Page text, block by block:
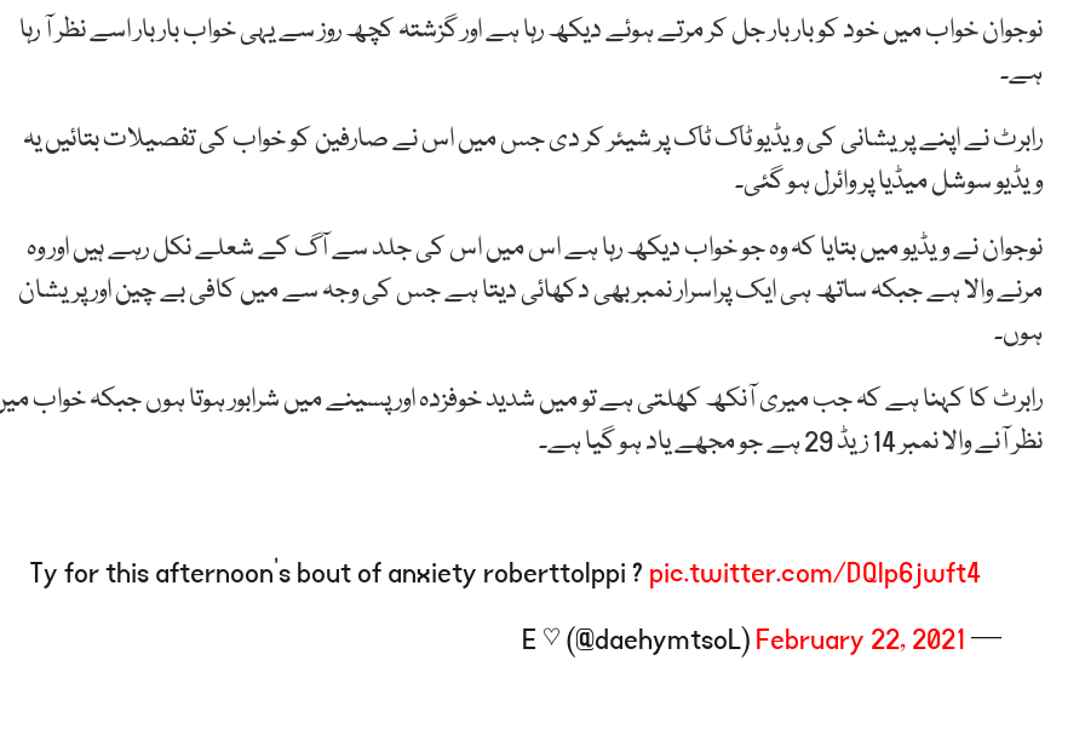
نوجوان خواب میں خود کو بار بار جل کر مرتے ہوئے دیکھ رہا ہے اور گزشتہ کچھ روز سے یہی خواب بار بار اسے نظر آ رہا
ہے۔
رابرٹ نے اپنے پریشانی کی ویڈیو ٹاک ٹاک پر شیئر کر دی جس میں اس نے صارفین کو خواب کی تفصیلات بتائیں یہ
ویڈیو سوشل میڈیا پر وائرل ہو گئی۔
نوجوان نے ویڈیو میں بتایا کہ وہ جو خواب دیکھ رہا ہے اس میں اس کی جلد سے آگ کے شعلے نکل رہے ہیں اور وہ
مرنے والا ہے جبکہ ساتھ ہی ایک پراسرار نمبر بھی دکھائی دیتا ہے جس کی وجہ سے میں کافی بے چین اور پریشان
ہوں۔
رابرٹ کا کہنا ہے کہ جب میری آنکھ کھلتی ہے تو میں شدید خوفزدہ اور پسینے میں شرابور ہوتا ہوں جبکہ خواب
نظر آنے والا نمبر 14 زیڈ 29 ہے جو مجھے یاد ہو گیا ہے۔
Ty for this afternoon’s bout of anxiety roberttolppi ? pic.twitter.com/DQlp6jwft4
— E ♡ (@daehymtsoL)
February 22, 2021